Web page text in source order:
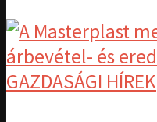
GAZDASÁGI HÍREK